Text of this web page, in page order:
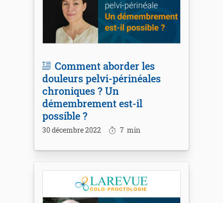
Comment aborder les
douleurs pelvi-périnéales
chroniques ? Un
démembrement est-il
possible ?
30 décembre 2022 7 min